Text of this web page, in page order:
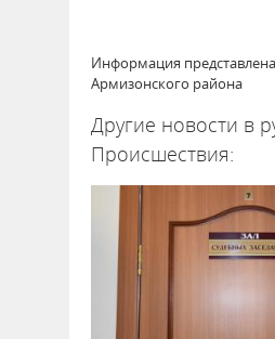
Информация
Армизонского района
Другие новости в
Происшествия: